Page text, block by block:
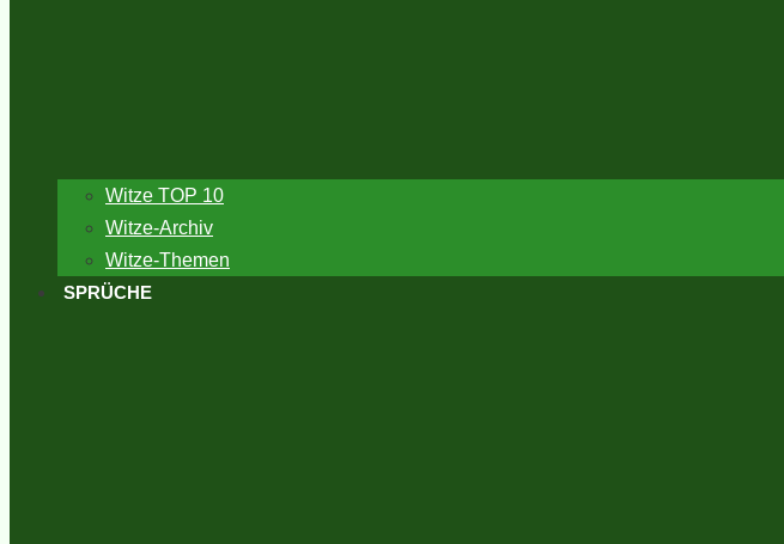
Witze TOP 10
Witze-Archiv
Witze-Themen
SPRÜCHE